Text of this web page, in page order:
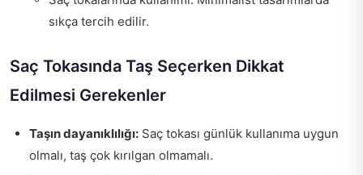
sıkça tercih edilir.
Saç Tokasında Taş Seçerken Dikkat
Edilmesi Gerekenler
Taşın dayanıklılığı: Saç tokası günlük kullanıma uygun
olmalı, taş çok kırılgan olmamalı.